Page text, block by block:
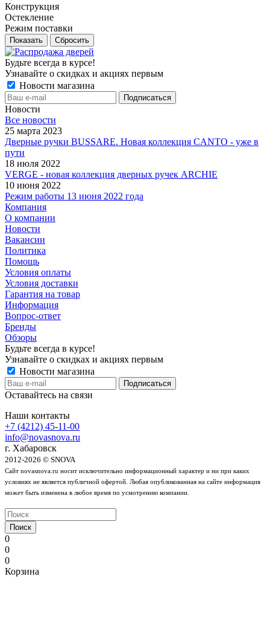
Конструкция
Остекление
Режим поставки
Сбросить
Будьте всегда в курсе!
Узнавайте о скидках и акциях первым
Новости магазина
Новости
Все новости
25 марта 2023
Дверные ручки BUSSARE. Новая коллекция CANTO - уже в
пути
18 июля 2022
VERGE - новая коллекция дверных ручек ARCHIE
10 июня 2022
Режим работы 13 июня 2022 года
Компания
О компании
Новости
Вакансии
Политика
Помощь
Условия оплаты
Условия доставки
Гарантия на товар
Информация
Вопрос-ответ
Бренды
Обзоры
Будьте всегда в курсе!
Узнавайте о скидках и акциях первым
Новости магазина
Оставайтесь на связи
Наши контакты
+7 (4212) 45-11-00
info@novasnova.ru
г. Хабаровск
2012-2026 © SNOVA
Сайт novasnova.ru носит исключительно информационный характер и ни при каких
условиях не является публичной офертой. Любая опубликованная на сайте информация
может быть изменена в любое время по усмотрению компании.
Поиск
0
0
0
Корзина